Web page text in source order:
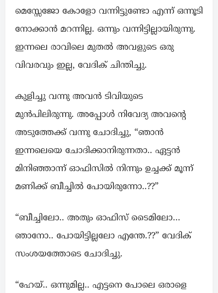
മെസ്സേജോ കോളോ വന്നിട്ടുണ്ടോ എന്ന് ഒന്നൂടി
നോക്കാൻ മറന്നില്ല. ഒന്നും വന്നിട്ടില്ലായിരുന്നു.
ഇന്നലെ രാവിലെ മുതൽ അവളുടെ ഒരു
വിവരവും ഇല്ല, വേദിക് ചിന്തിച്ചു.
കുളിച്ചു വന്നു അവൻ ടിവിയുടെ
മുൻപിലിരുന്നു. അപ്പോൾ നിവേദ്യ അവന്റെ
അടുത്തേക്ക് വന്നു ചോദിച്ചു, “ഞാൻ
ഇന്നലെയെ ചോദിക്കാനിരുന്നതാ.. ഏട്ടൻ
മിനിഞ്ഞാന്ന് ഓഫിസിൽ നിന്നും ഉച്ചക്ക് മൂന്ന്
മണിക്ക് ബീച്ചിൽ പോയിരുന്നോ..??”
“ബീച്ചിലോ.. അതും ഓഫിസ് ടൈമിലോ…
ഞാനോ.. പോയിട്ടില്ലലോ എന്തേ.??” വേദിക്
സംശയത്തോടെ ചോദിച്ചു.
“ഹേയ്.. ഒന്നുമില്ല.. എട്ടനെ പോലെ ഒരാളെ